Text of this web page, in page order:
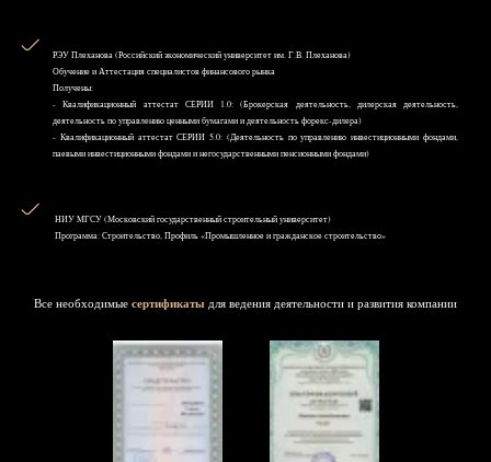
РЭУ Плеханова (Российский экономический университет им. Г.В. Плеханова)
Обучение и Аттестация специалистов финансового рынка
Получены:
- Квалификационный аттестат СЕРИИ 1.0: (Брокерская деятельность, дилерская деятельность,
деятельность по управлению ценными бумагами и деятельность форекс-дилера)
- Квалификационный аттестат СЕРИИ 5.0: (Деятельность по управлению инвестиционными фондами,
паевыми инвестиционными фондами и негосударственными пенсионными фондами)
НИУ MГСУ (Московский государственный строительный университет)
Программа: Строительство, Профиль «Промышленное и гражданское строительство»
Все необходимые сертификаты для ведения деятельности и развития компании